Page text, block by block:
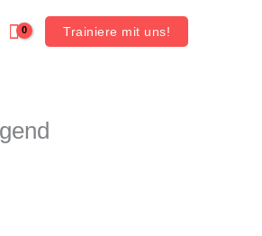
Trainiere mit uns!